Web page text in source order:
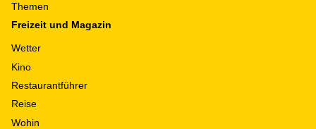
Themen
Freizeit und Magazin
Wetter
Kino
Restaurantführer
Reise
Wohin